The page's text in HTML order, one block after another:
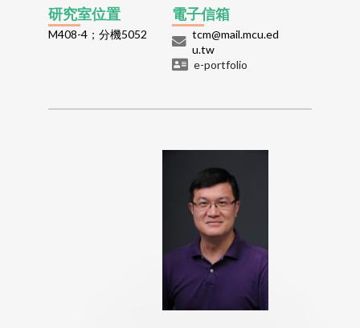
研究室位置
M408-4；分機5052
電子信箱
tcm@mail.mcu.ed
u.tw
e-portfolio